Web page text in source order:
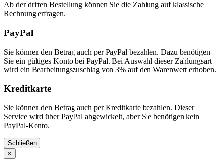
Ab der dritten Bestellung können Sie die Zahlung auf klassische
Rechnung erfragen.
PayPal
Sie können den Betrag auch per PayPal bezahlen. Dazu benötigen
Sie ein gültiges Konto bei PayPal. Bei Auswahl dieser Zahlungsart
wird ein Bearbeitungszuschlag von 3% auf den Warenwert erhoben.
Kreditkarte
Sie können den Betrag auch per Kreditkarte bezahlen. Dieser
Service wird über PayPal abgewickelt, aber Sie benötigen kein
PayPal-Konto.
Schließen
×